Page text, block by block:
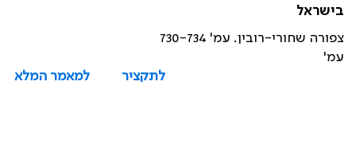
בישראל
צפורה שחורי-רובין. עמ' 730-734
עמ'
לתקציר
למאמר המלא